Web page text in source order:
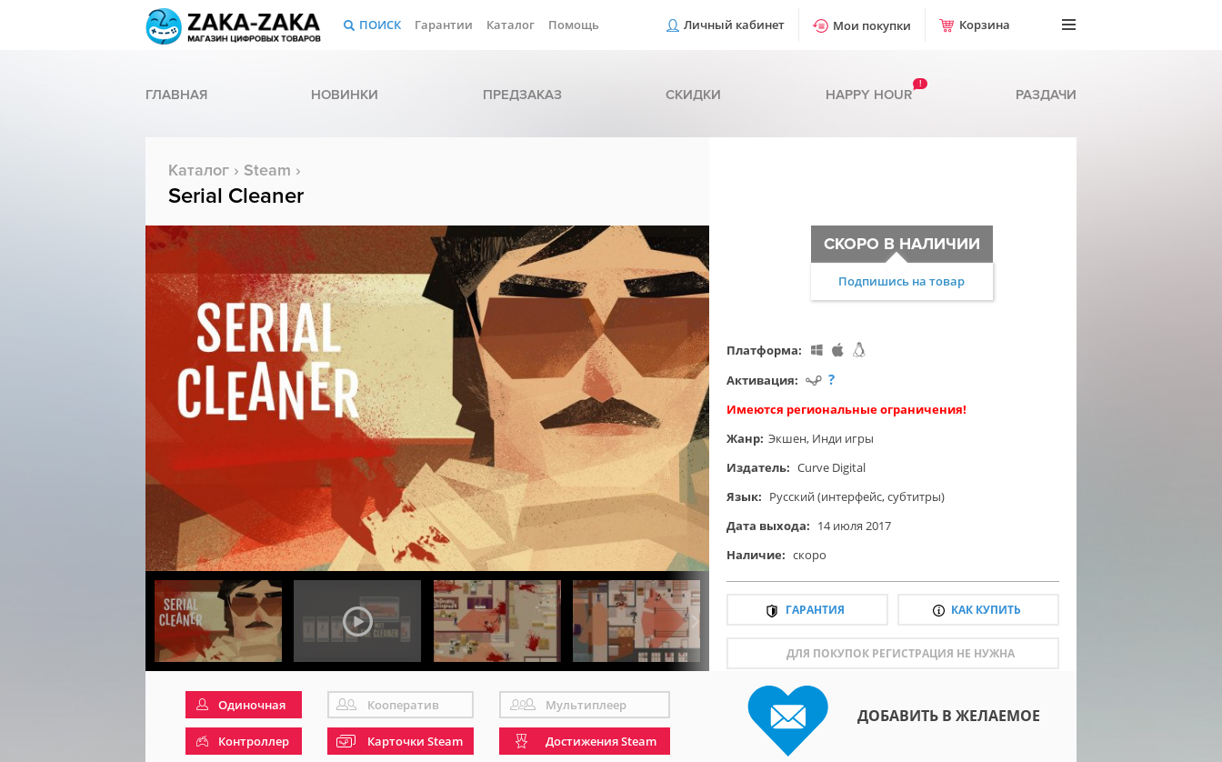
ПОИСК Гарантии Каталог Помощь Личный кабинет Мои покупки Корзина
ГЛАВНАЯ НОВИНКИ ПРЕДЗАКАЗ СКИДКИ HAPPY HOUR
!
РАЗДАЧИ
Каталог › Steam ›
Serial Cleaner
СКОРО В НАЛИЧИИ
Подпишись на товар
Платформа:
Активация:
?
Имеются региональные ограничения!
Жанр: Экшен, Инди игры
Издатель: Curve Digital
Язык: Русский (интерфейс, субтитры)
Дата выхода: 14 июля 2017
Наличие: скоро
ГАРАНТИЯ КАК КУПИТЬ
ДЛЯ ПОКУПОК РЕГИСТРАЦИЯ НЕ НУЖНА
Одиночная Кооператив Мультиплеер
Контроллер Карточки Steam Достижения Steam
ДОБАВИТЬ В ЖЕЛАЕМОЕ